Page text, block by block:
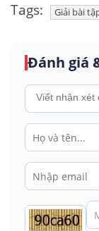
Tags: Giải bài
Đánh giá